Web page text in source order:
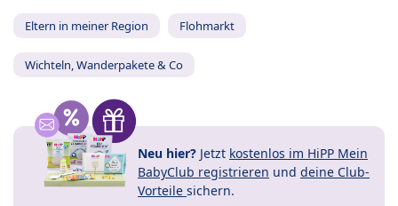
Eltern in meiner Region Flohmarkt
Wichteln, Wanderpakete & Co
Neu hier? Jetzt kostenlos im HiPP Mein
BabyClub registrieren und deine Club-
Vorteile sichern.